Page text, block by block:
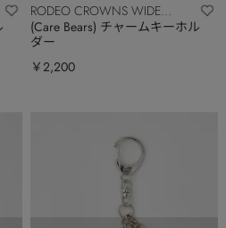
RODEO CROWNS WIDE
BOWL
(Care Bears) チャームキーホル
ダー
￥2,200